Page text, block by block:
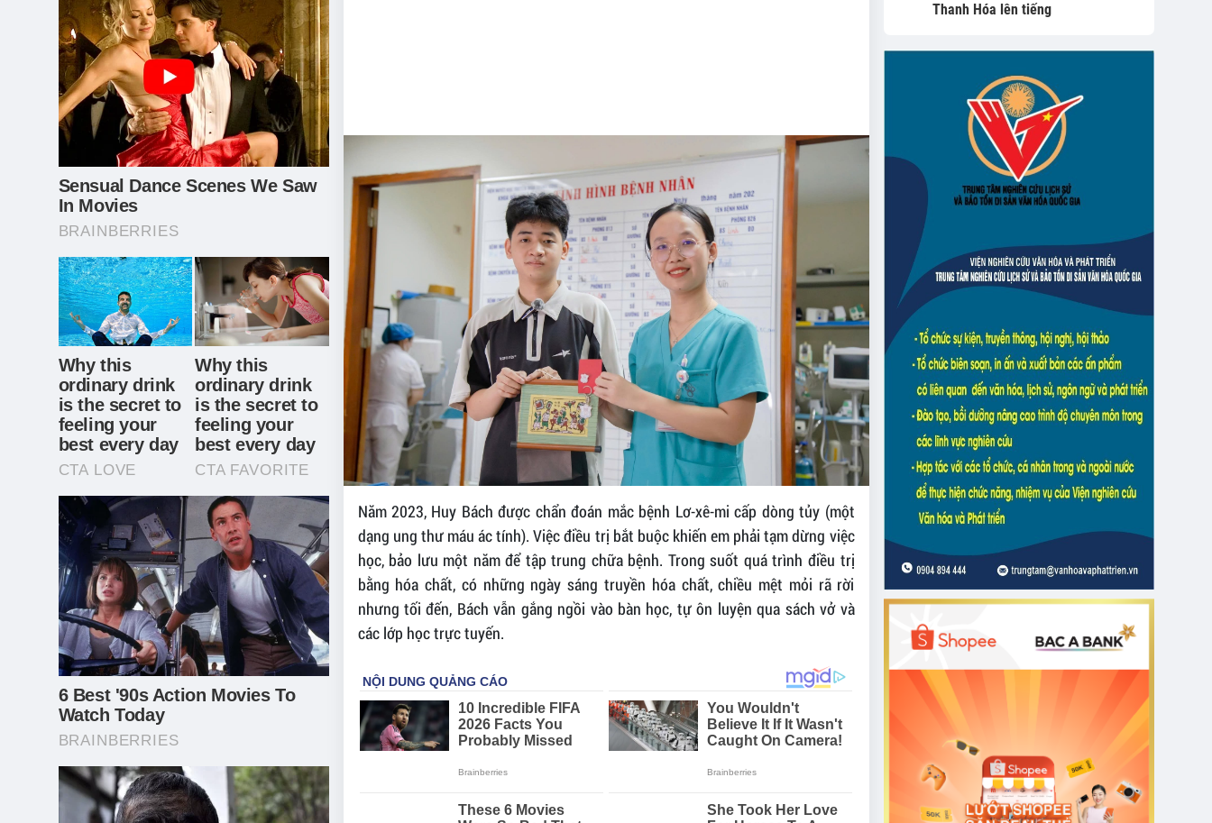
Năm 2023, Huy Bách được chẩn đoán mắc bệnh Lơ-xê-mi cấp dòng tủy (một
dạng ung thư máu ác tính). Việc điều trị bắt buộc khiến em phải tạm dừng việc
học, bảo lưu một năm để tập trung chữa bệnh. Trong suốt quá trình điều trị
bằng hóa chất, có những ngày sáng truyền hóa chất, chiều mệt mỏi rã rời
nhưng tối đến, Bách vẫn gắng ngồi vào bàn học, tự ôn luyện qua sách vở và
các lớp học trực tuyến.
Thanh Hóa lên tiếng